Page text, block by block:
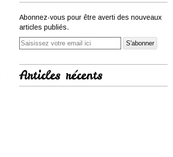
Abonnez-vous pour être averti des nouveaux
articles publiés.
Articles récents